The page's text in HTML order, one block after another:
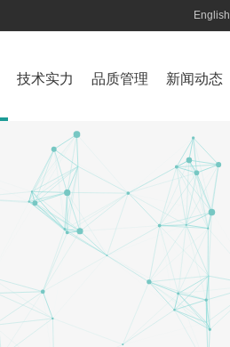
English
技术实力 品质管理 新闻动态